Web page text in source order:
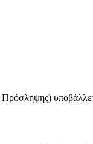
υποβάλλεται